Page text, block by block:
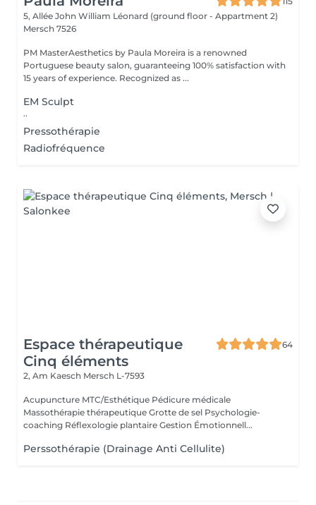
5, Allée John William Léonard (ground floor - Appartment 2)
Mersch 7526
PM MasterAesthetics by Paula Moreira is a renowned
Portuguese beauty salon, guaranteeing 100% satisfaction with
15 years of experience. Recognized as ...
EM Sculpt
..
Pressothérapie
Radiofréquence
Espace thérapeutique
Cinq éléments
64
2, Am Kaesch Mersch L-7593
Acupuncture MTC/Esthétique Pédicure médicale
Massothérapie thérapeutique Grotte de sel Psychologie-
coaching Réflexologie plantaire Gestion Émotionnell...
Perssothérapie (Drainage Anti Cellulite)